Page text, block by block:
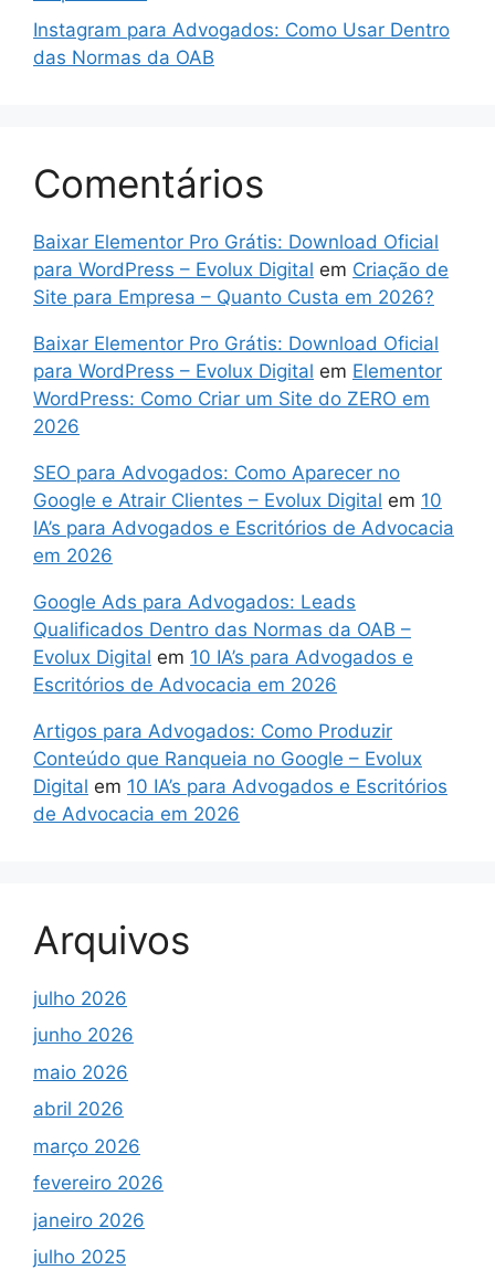
Instagram para Advogados: Como Usar Dentro
das Normas da OAB
Comentários
Baixar Elementor Pro Grátis: Download Oficial
para WordPress – Evolux Digital em Criação de
Site para Empresa – Quanto Custa em 2026?
Baixar Elementor Pro Grátis: Download Oficial
para WordPress – Evolux Digital em Elementor
WordPress: Como Criar um Site do ZERO em
2026
SEO para Advogados: Como Aparecer no
Google e Atrair Clientes – Evolux Digital em 10
IA’s para Advogados e Escritórios de Advocacia
em 2026
Google Ads para Advogados: Leads
Qualificados Dentro das Normas da OAB –
Evolux Digital em 10 IA’s para Advogados e
Escritórios de Advocacia em 2026
Artigos para Advogados: Como Produzir
Conteúdo que Ranqueia no Google – Evolux
Digital em 10 IA’s para Advogados e Escritórios
de Advocacia em 2026
Arquivos
julho 2026
junho 2026
maio 2026
abril 2026
março 2026
fevereiro 2026
janeiro 2026
julho 2025